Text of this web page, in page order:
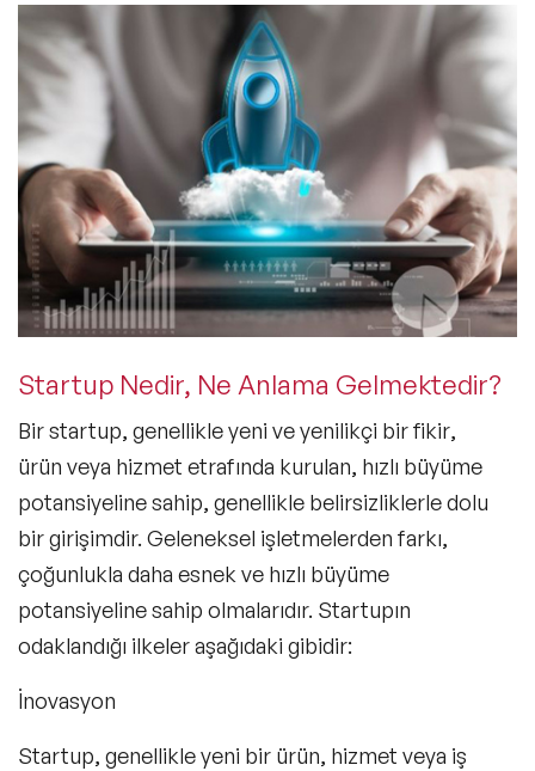
Startup Nedir, Ne Anlama Gelmektedir?
Bir startup, genellikleyeni ve yenilikçi bir fikir,
ürün veya hizmet etrafında kurulan, hızlı büyüme
potansiyeline sahip, genellikle belirsizliklerle dolu
bir girişimdir. Geleneksel işletmelerden farkı,
çoğunlukla daha esnek ve hızlı büyüme
potansiyelinesahip olmalarıdır. Startupın
odaklandığı ilkeler aşağıdaki gibidir:
İnovasyon
Startup, genellikle yeni bir ürün, hizmet veya iş